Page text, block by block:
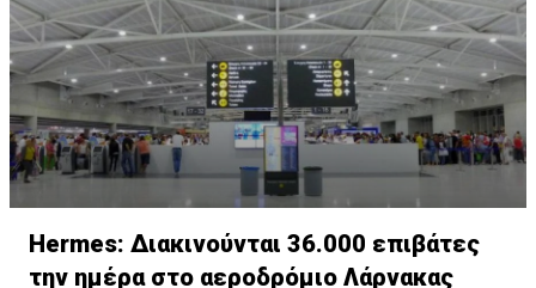
Hermes: Διακινούνται 36.000 επιβάτες
την ημέρα στο αεροδρόμιο Λάρνακας